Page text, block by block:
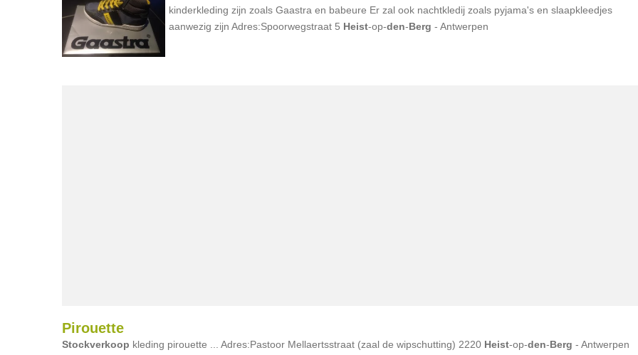
kinderkleding zijn zoals Gaastra en babeure Er zal ook nachtkledij zoals pyjama's en slaapkleedjes
aanwezig zijn Adres:Spoorwegstraat 5 Heist-op-den-Berg - Antwerpen
Pirouette
Stockverkoop kleding pirouette ... Adres:Pastoor Mellaertsstraat (zaal de wipschutting) 2220 Heist-op-den-Berg - Antwerpen